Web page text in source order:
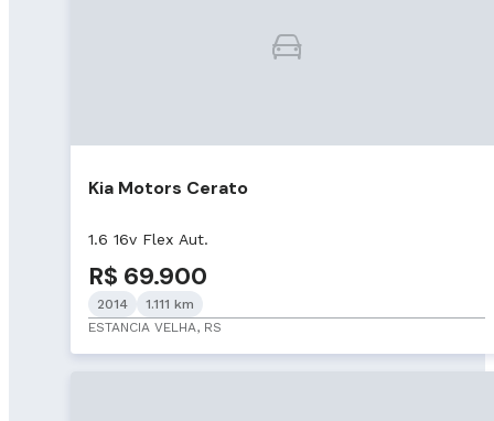
Kia Motors Cerato
1.6 16v Flex Aut.
R$ 69.900
2014
1.111 km
ESTANCIA VELHA, RS